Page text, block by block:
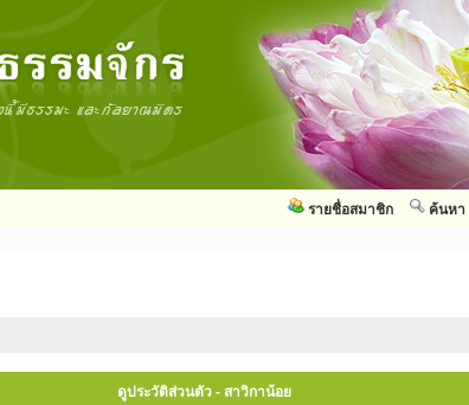
ค้นหา
รายชื่อสมาชิก
ดูประวัติส่วนตัว - สาวิกาน้อย